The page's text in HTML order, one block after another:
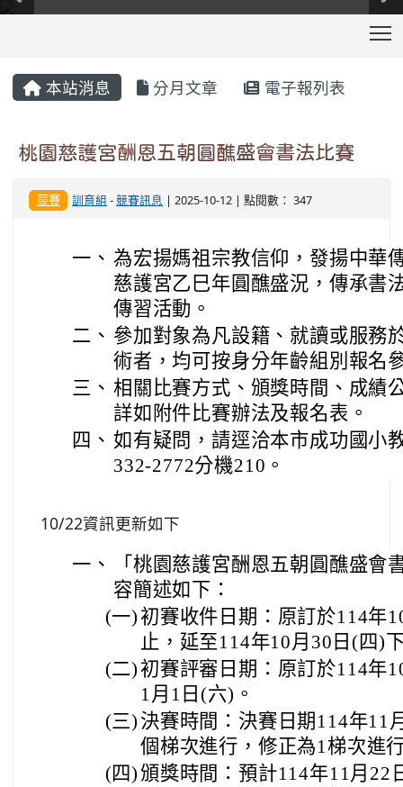
本站消息 分月文章 電子報列表
桃園慈護宮酬恩五朝圓醮盛會書法比賽
競賽 訓育組 -競賽訊息 | 2025-10-12 | 點閱數： 347
一、 為宏揚媽祖宗教信仰，發揚中華
慈護宮乙巳年圓醮盛況，傳承書
傳習活動。
二、 參加對象為凡設籍、就讀或服務
術者，均可按身分年齡組別報名
三、 相關比賽方式、頒獎時間、成績
詳如附件比賽辦法及報名表。
四、 如有疑問，請逕洽本市成功國小
332-2772分機210。
10/22資訊更新如下
一、
「桃園慈護宮酬恩五朝圓醮盛會
容簡述如下：
(一) 初賽收件日期：原訂於114年
止，延至114年10月30日(四)
(二) 初賽評審日期：原訂於114年
1月1日(六)。
(三) 決賽時間：決賽日期114年11
個梯次進行，修正為1梯次進
(四)頒獎時間：預計114年11月22